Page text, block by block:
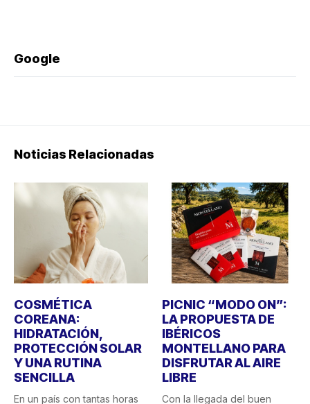
Google
Noticias Relacionadas
COSMÉTICA
COREANA:
HIDRATACIÓN,
PROTECCIÓN SOLAR
Y UNA RUTINA
SENCILLA
En un país con tantas horas
PICNIC “MODO ON”:
LA PROPUESTA DE
IBÉRICOS
MONTELLANO PARA
DISFRUTAR AL AIRE
LIBRE
Con la llegada del buen